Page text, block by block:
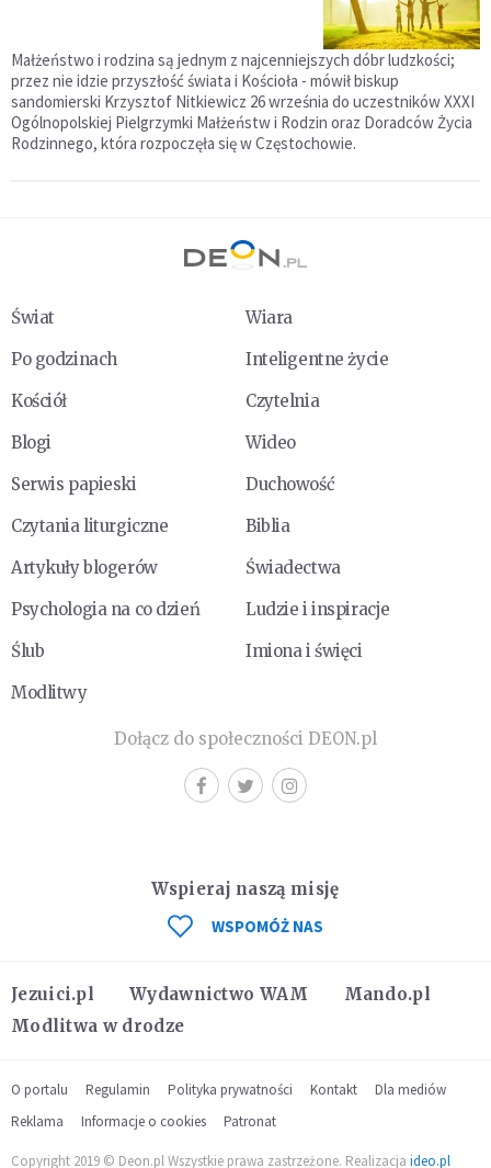
Małżeństwo i rodzina są jednym z najcenniejszych dóbr ludzkości;
przez nie idzie przyszłość świata i Kościoła - mówił biskup
sandomierski Krzysztof Nitkiewicz 26 września do uczestników XXXI
Ogólnopolskiej Pielgrzymki Małżeństw i Rodzin oraz Doradców Życia
Rodzinnego, która rozpoczęła się w Częstochowie.
Świat
Wiara
Po godzinach
Inteligentne życie
Kościół
Czytelnia
Blogi
Wideo
Serwis papieski
Duchowość
Czytania liturgiczne
Biblia
Artykuły blogerów
Świadectwa
Psychologia na co dzień
Ludzie i inspiracje
Ślub
Imiona i święci
Modlitwy
Dołącz do społeczności DEON.pl
Jezuici.pl Wydawnictwo WAM
Mando.pl
Modlitwa w drodze
Wspieraj naszą misję
WSPOMÓŻ NAS
O portalu Regulamin Polityka prywatności Kontakt
Dla mediów
Reklama
Informacje o cookies Patronat
Copyright 2019 © Deon.pl Wszystkie prawa zastrzeżone. Realizacja ideo.pl